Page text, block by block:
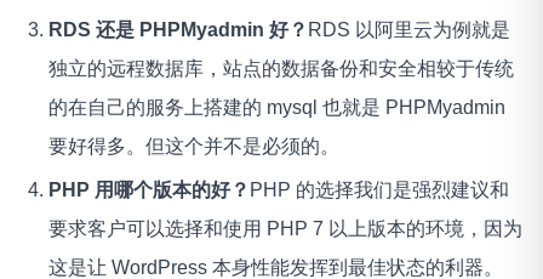
RDS 还是 PHPMyadmin 好？ RDS 以阿里云为例就是
独立的远程数据库，站点的数据备份和安全相较于传统
的在自己的服务上搭建的 mysql 也就是 PHPMyadmin
要好得多。但这个并不是必须的。
PHP 用哪个版本的好？ PHP 的选择我们是强烈建议和
要求客户可以选择和使用 PHP 7 以上版本的环境，因为
这是让 WordPress 本身性能发挥到最佳状态的利器。